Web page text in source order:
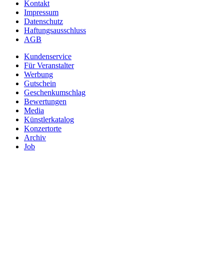
Kontakt
Impressum
Datenschutz
Haftungsausschluss
AGB
Kundenservice
Für Veranstalter
Werbung
Gutschein
Geschenkumschlag
Bewertungen
Media
Künstlerkatalog
Konzertorte
Archiv
Job